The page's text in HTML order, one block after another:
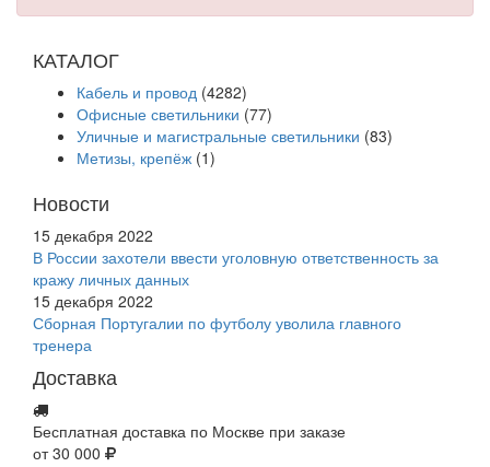
КАТАЛОГ
Кабель и провод (4282)
Офисные светильники (77)
Уличные и магистральные светильники (83)
Метизы, крепёж (1)
Новости
15 декабря 2022
В России захотели ввести уголовную ответственность за
кражу личных данных
15 декабря 2022
Сборная Португалии по футболу уволила главного
тренера
Доставка
Бесплатная доставка по Москве при заказе
от 30 000